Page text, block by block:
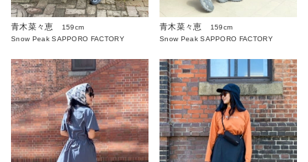
青木菜々恵
159cm
Snow Peak SAPPORO FACTORY
青木菜々恵
159cm
Snow Peak SAPPORO FACTORY